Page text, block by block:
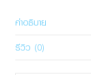
Italic
คำอธิบาย
รีวิว (0)